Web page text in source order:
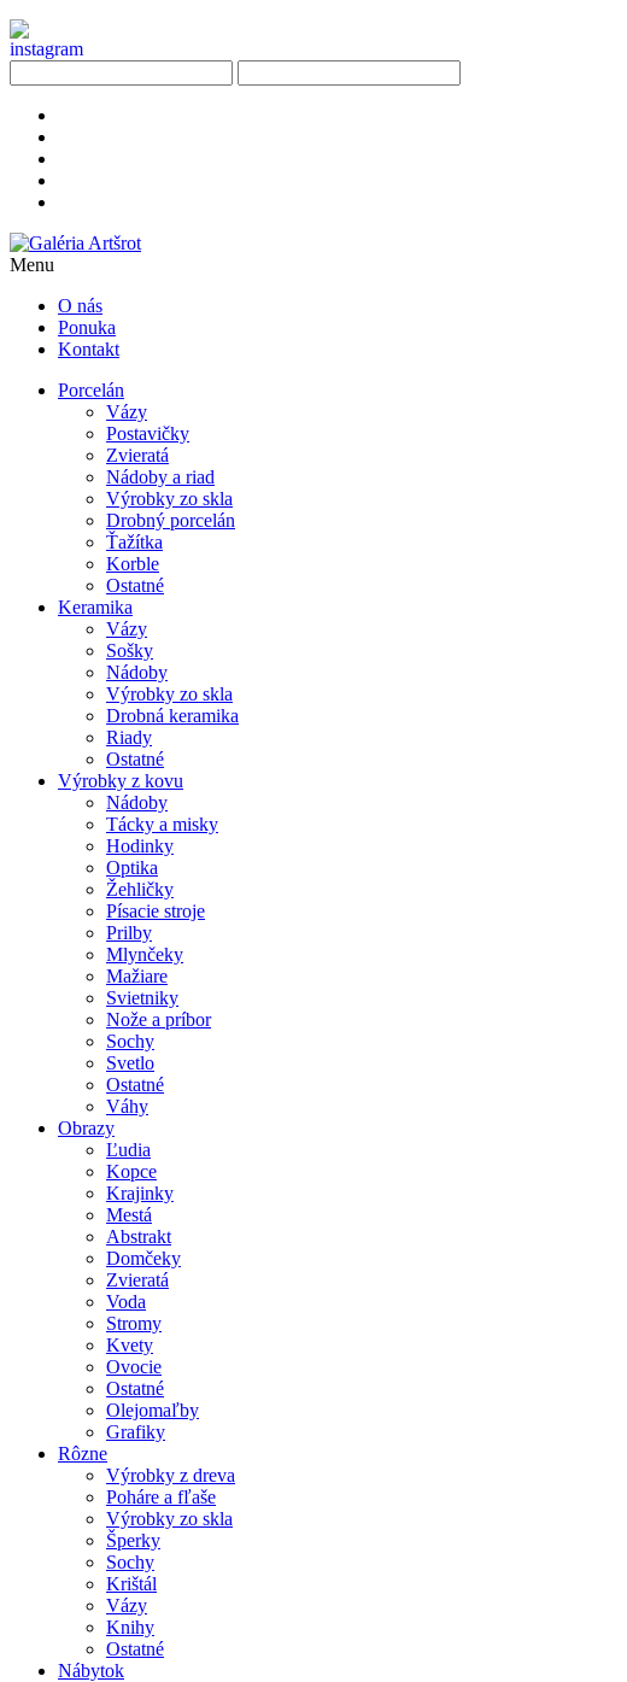
Menu
O nás
Ponuka
Kontakt
Porcelán
Vázy
Postavičky
Zvieratá
Nádoby a riad
Výrobky zo skla
Drobný porcelán
Ťažítka
Korble
Ostatné
Keramika
Vázy
Sošky
Nádoby
Výrobky zo skla
Drobná keramika
Riady
Ostatné
Výrobky z kovu
Nádoby
Tácky a misky
Hodinky
Optika
Žehličky
Písacie stroje
Prilby
Mlynčeky
Mažiare
Svietniky
Nože a príbor
Sochy
Svetlo
Ostatné
Váhy
Obrazy
Ľudia
Kopce
Krajinky
Mestá
Abstrakt
Domčeky
Zvieratá
Voda
Stromy
Kvety
Ovocie
Ostatné
Olejomaľby
Grafiky
Rôzne
Výrobky z dreva
Poháre a fľaše
Výrobky zo skla
Šperky
Sochy
Krištál
Vázy
Knihy
Ostatné
Nábytok